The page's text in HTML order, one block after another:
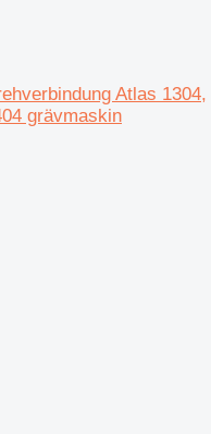
Atlas 1304,
grävmaskin